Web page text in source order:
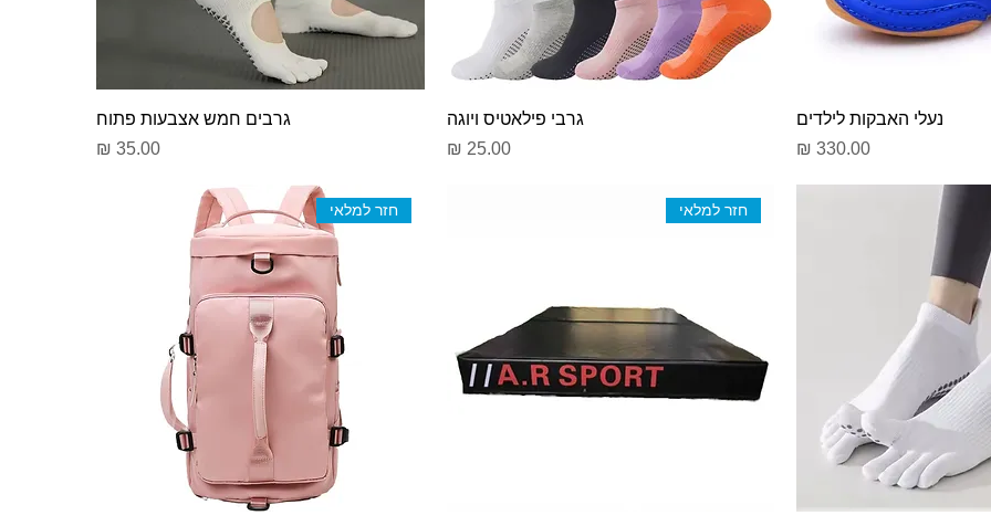
נעלי האבקות לילדים
מחיר
גרבי פילאטיס ויוגה
מחיר‏25.00 ‏₪
גרבים חמש אצבעות פתוח
מחיר
חזר למלאי חזר למלאי